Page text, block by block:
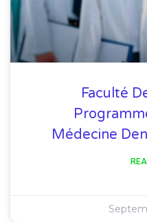
Faculté
Médecine